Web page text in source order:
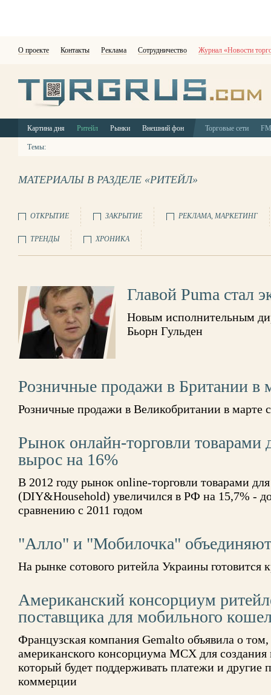
О проекте Контакты Реклама Сотрудничество Журнал «Новости
Картина дня Ритейл Рынки Внешний фон Торговые сети
Темы:
МАТЕРИАЛЫ В РАЗДЕЛЕ «РИТЕЙЛ»
ОТКРЫТИЕ ЗАКРЫТИЕ РЕКЛАМА, МАРКЕТИНГ
ТРЕНДЫ ХРОНИКА
Главой Puma стал
Новым исполнительным
Бьорн Гульден
Розничные продажи в Британии в
Розничные продажи в Великобритании в марте
Рынок oнлайн-торговли товарами
вырос на 16%
В 2012 году рынок online-торговли товарами
(DIY&Household) увеличился в РФ на 15,7% -
сравнению с 2011 годом
"Алло" и "Мобилочка"
На рынке сотового ритейла Украины готовится
Американский консорциум
поставщика для мобильного
Французская компания Gemalto объявила о
американского консорциума MCX для
который будет поддерживать платежи и
коммерции